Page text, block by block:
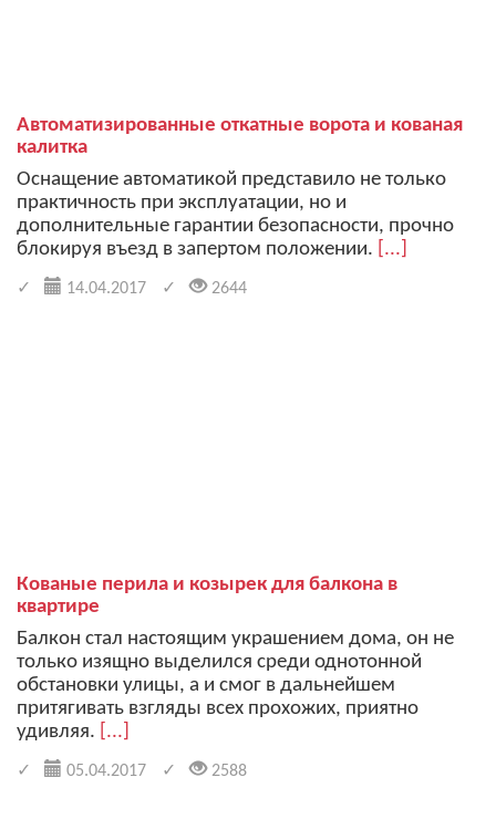
Автоматизированные откатные ворота и кованая
калитка
Оснащение автоматикой представило не только
практичность при эксплуатации, но и
дополнительные гарантии безопасности, прочно
блокируя въезд в запертом положении.
[...]
14.04.2017 2644
Кованые перила и козырек для балкона в
квартире
Балкон стал настоящим украшением дома, он не
только изящно выделился среди однотонной
обстановки улицы, а и смог в дальнейшем
притягивать взгляды всех прохожих, приятно
удивляя.
[...]
05.04.2017 2588